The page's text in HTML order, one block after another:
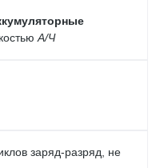
А/Ч
заряд-разряд, не